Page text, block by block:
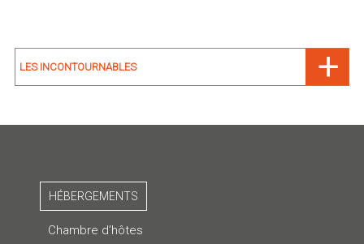
LES INCONTOURNABLES
HÉBERGEMENTS
Chambre d’hôtes